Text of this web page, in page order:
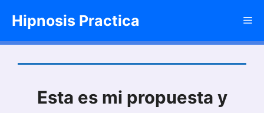
Hipnosis Practica
Esta es mi propuesta y